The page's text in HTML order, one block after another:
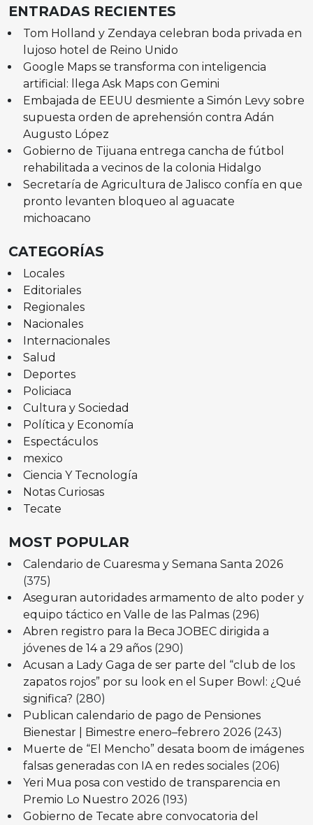
ENTRADAS RECIENTES
Tom Holland y Zendaya celebran boda privada en
lujoso hotel de Reino Unido
Google Maps se transforma con inteligencia
artificial: llega Ask Maps con Gemini
Embajada de EEUU desmiente a Simón Levy sobre
supuesta orden de aprehensión contra Adán
Augusto López
Gobierno de Tijuana entrega cancha de fútbol
rehabilitada a vecinos de la colonia Hidalgo
Secretaría de Agricultura de Jalisco confía en que
pronto levanten bloqueo al aguacate
michoacano
CATEGORÍAS
Locales
Editoriales
Regionales
Nacionales
Internacionales
Salud
Deportes
Policiaca
Cultura y Sociedad
Política y Economía
Espectáculos
mexico
Ciencia Y Tecnología
Notas Curiosas
Tecate
MOST POPULAR
Calendario de Cuaresma y Semana Santa 2026
(375)
Aseguran autoridades armamento de alto poder y
equipo táctico en Valle de las Palmas (296)
Abren registro para la Beca JOBEC dirigida a
jóvenes de 14 a 29 años (290)
Acusan a Lady Gaga de ser parte del “club de los
zapatos rojos” por su look en el Super Bowl: ¿Qué
significa? (280)
Publican calendario de pago de Pensiones
Bienestar | Bimestre enero–febrero 2026 (243)
Muerte de “El Mencho” desata boom de imágenes
falsas generadas con IA en redes sociales (206)
Yeri Mua posa con vestido de transparencia en
Premio Lo Nuestro 2026 (193)
Gobierno de Tecate abre convocatoria del